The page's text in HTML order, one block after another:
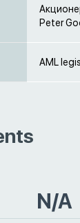
Peter
AML
N/A